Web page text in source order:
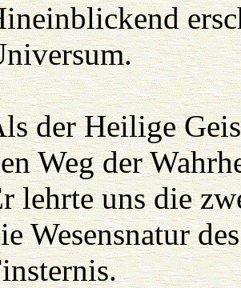
der Heilige
Weg der
lehrte uns die
Wesensnatur